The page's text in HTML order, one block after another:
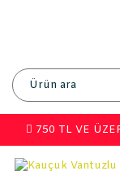
750 TL VE